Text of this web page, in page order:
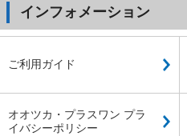
インフォメーション
ご利用ガイド
オオツカ・プラスワン プラ
イバシーポリシー